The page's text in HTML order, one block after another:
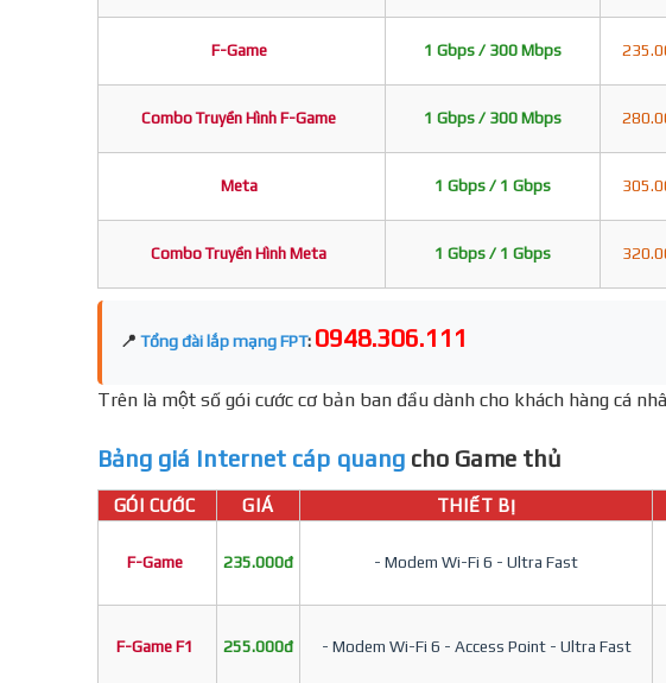
F-Game 1 Gbps / 300 Mbps
Combo Truyền Hình F-Game 1 Gbps / 300 Mbps
Meta 1 Gbps / 1 Gbps
Combo Truyền Hình Meta 1 Gbps / 1 Gbps
📍 Tổng đài lắp mạng FPT: 0948.306.111
Trên là một số gói cước cơ bản ban đầu dành cho khách hàng cá
Bảng giá Internet cáp quang cho Game thủ
GÓI CƯỚC GIÁ THIẾT BỊ
F-Game 235.000đ - Modem Wi-Fi 6 - Ultra Fast
F-Game F1 255.000đ - Modem Wi-Fi 6 - Access Point - Ultra Fast